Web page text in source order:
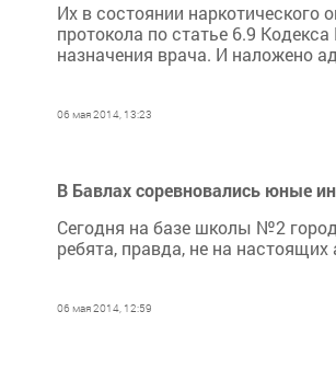
Их в состоянии наркотического
протокола по статье 6.9
назначения врача. И наложено
06 мая 2014, 13:23
В Бавлах соревновались юные
Сегодня на базе школы №2
ребята, правда, не на настоящих
06 мая 2014, 12:59